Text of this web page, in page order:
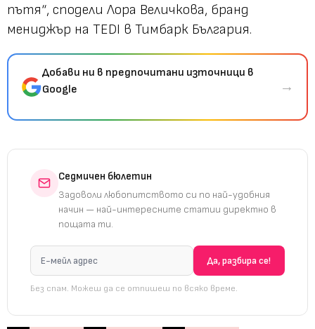
пътя“, сподели Лора Величкова, бранд
мениджър на TEDI в Тимбарк България.
Добави ни в предпочитани източници в
Google
→
Седмичен бюлетин
Задоволи любопитството си по най-удобния
начин — най-интересните статии директно в
пощата ти.
Без спам. Можеш да се отпишеш по всяко време.